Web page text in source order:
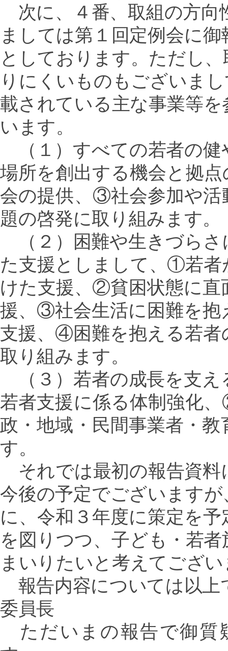
次に、４番、取組の方向
ましては第１回定例会に
としております。ただし
りにくいものもございま
載されている主な事業等
います。
（１）すべての若者の
場所を創出する機会と拠
会の提供、③社会参加や
題の啓発に取り組みます。
（２）困難や生きづらさ
た支援としまして、①若者
けた支援、②貧困状態に直
援、③社会生活に困難を抱
支援、④困難を抱える若者
取り組みます。
（３）若者の成長を支
若者支援に係る体制強化
政・地域・民間事業者・
す。
それでは最初の報告資料
今後の予定でございます
に、令和３年度に策定を
を図りつつ、子ども・若
まいりたいと考えてござ
報告内容については以上
委員長
ただいまの報告で御質